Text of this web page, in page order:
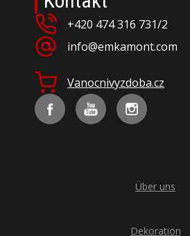
+420 474 316 731/2
info@emkamont.com
Vanocnivyzdoba.cz
Über uns
Dekoration